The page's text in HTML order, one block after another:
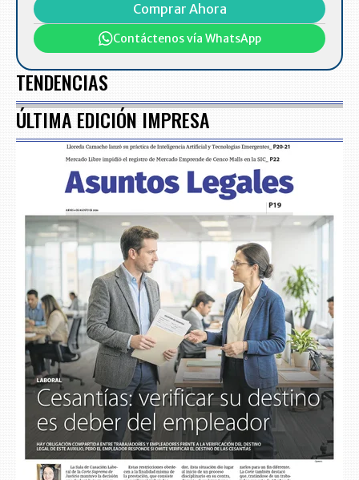
Comprar Ahora
Contáctenos vía WhatsApp
TENDENCIAS
ÚLTIMA EDICIÓN IMPRESA